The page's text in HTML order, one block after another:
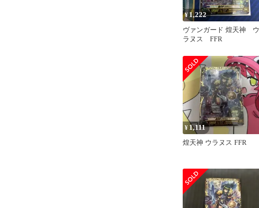
¥ 1,222
ヴァンガード 煌天神 ウ
ラヌス FFR
¥ 1,111
煌天神 ウラヌス FFR